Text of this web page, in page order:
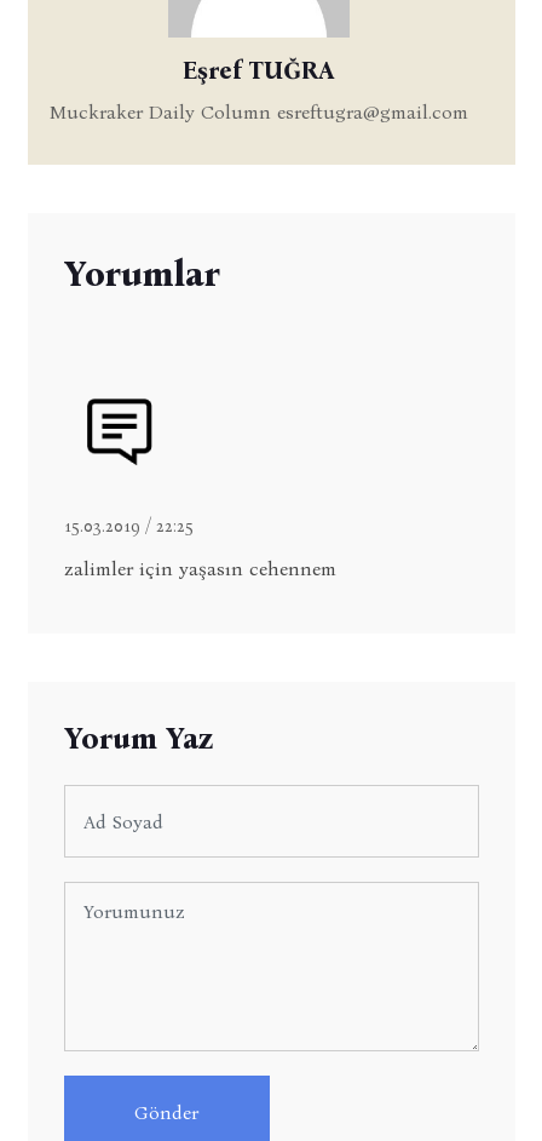
Eşref TUĞRA
Muckraker Daily Column esreftugra@gmail.com
Yorumlar
15.03.2019 / 22:25
zalimler için yaşasın cehennem
Yorum Yaz
Gönder